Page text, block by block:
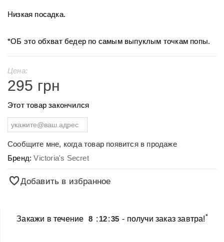
Низкая посадка.
*ОБ это обхват бедер по самым выпуклым точкам попы.
Цена:
295 грн
Этот товар закончился
Сообщите мне, когда товар появится в продаже
Бренд:Victoria's Secret
Добавить в избранное
Закажи в течение 8 :12:35 - получи заказ завтра!*